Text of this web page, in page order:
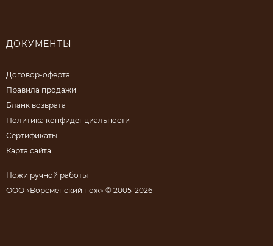
ДОКУМЕНТЫ
Договор-оферта
Правила продажи
Бланк возврата
Политика конфиденциальности
Сертификаты
Карта сайта
Ножи ручной работы
ООО «Ворсменский нож» © 2005-2026